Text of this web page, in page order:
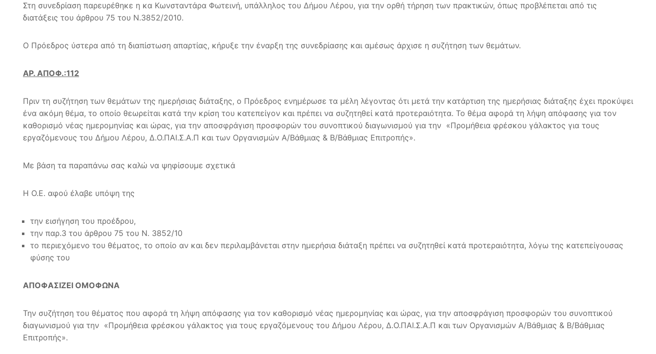
Στη συνεδρίαση παρευρέθηκε η κα Κωνσταντάρα Φωτεινή, υπάλληλος του Δήμου Λέρου, για την ορθή τήρηση των πρακτικών, όπως προβλέπεται από τις
διατάξεις του άρθρου 75 του Ν.3852/2010.
Ο Πρόεδρος ύστερα από τη διαπίστωση απαρτίας, κήρυξε την έναρξη της συνεδρίασης και αμέσως άρχισε η συζήτηση των θεμάτων.
ΑΡ. ΑΠΟΦ.:112
Πριν τη συζήτηση των θεμάτων της ημερήσιας διάταξης, o Πρόεδρος ενημέρωσε τα μέλη λέγοντας ότι μετά την κατάρτιση της ημερήσιας διάταξης έχει προκύψει
ένα ακόμη θέμα, το οποίο θεωρείται κατά την κρίση του κατεπείγον και πρέπει να συζητηθεί κατά προτεραιότητα. Το θέμα αφορά τη λήψη απόφασης για τον
καθορισμό νέας ημερομηνίας και ώρας, για την αποσφράγιση προσφορών του συνοπτικού διαγωνισμού για την «Προμήθεια φρέσκου γάλακτος για τους
εργαζόμενους του Δήμου Λέρου, Δ.Ο.ΠΑΙ.Σ.Α.Π και των Οργανισμών Α/Βάθμιας & Β/Βάθμιας Επιτροπής».
Με βάση τα παραπάνω σας καλώ να ψηφίσουμε σχετικά
Η Ο.Ε. αφού έλαβε υπόψη της
την εισήγηση του προέδρου,
την παρ.3 του άρθρου 75 του Ν. 3852/10
το περιεχόμενο του θέματος, το οποίο αν και δεν περιλαμβάνεται στην ημερήσια διάταξη πρέπει να συζητηθεί κατά προτεραιότητα, λόγω της κατεπείγουσας
φύσης του
ΑΠΟΦΑΣΙΖΕΙ ΟΜΟΦΩΝΑ
Την συζήτηση του θέματος που αφορά τη λήψη απόφασης για τον καθορισμό νέας ημερομηνίας και ώρας, για την αποσφράγιση προσφορών του συνοπτικού
διαγωνισμού για την «Προμήθεια φρέσκου γάλακτος για τους εργαζόμενους του Δήμου Λέρου, Δ.Ο.ΠΑΙ.Σ.Α.Π και των Οργανισμών Α/Βάθμιας & Β/Βάθμιας
Επιτροπής».